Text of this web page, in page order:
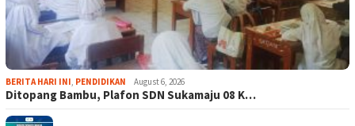
BERITA HARI INI, PENDIDIKAN August 6, 2026
Ditopang Bambu, Plafon SDN Sukamaju 08 K…